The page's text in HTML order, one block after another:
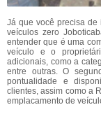
Já que você precisa de
veículos zero
entender que é uma
veículo e o
adicionais, como a
entre outras. O
pontualidade e
clientes, assim como a
emplacamento de